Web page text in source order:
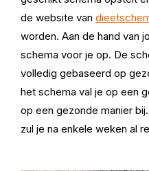
de website van
worden. Aan de hand van
schema voor je op. De
volledig gebaseerd op
het schema val je op een
op een gezonde manier
zul je na enkele weken al